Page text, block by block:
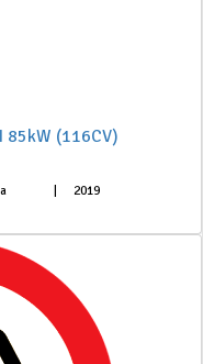
85kW (116CV)
2019